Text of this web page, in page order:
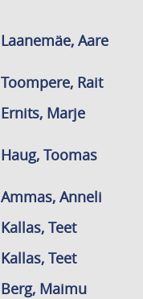
Laanemäe, Aare
Toompere, Rait
Ernits, Marje
Haug, Toomas
Ammas, Anneli
Kallas, Teet
Kallas, Teet
Berg, Maimu